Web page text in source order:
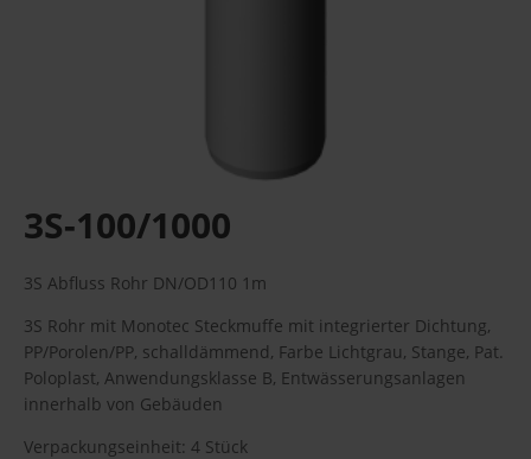
3S-100/1000
3S Abfluss Rohr DN/OD110 1m
3S Rohr mit Monotec Steckmuffe mit integrierter Dichtung,
PP/Porolen/PP, schalldämmend, Farbe Lichtgrau, Stange, Pat.
Poloplast, Anwendungsklasse B, Entwässerungsanlagen
innerhalb von Gebäuden
Verpackungseinheit: 4 Stück